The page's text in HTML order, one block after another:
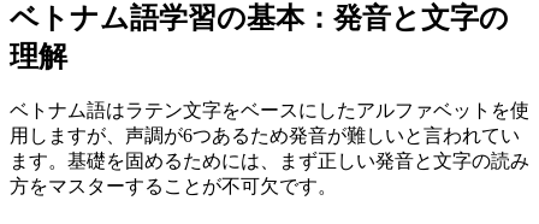
ベトナム語学習の基本：発音と文字の
理解
ベトナム語はラテン文字をベースにしたアルファベットを使
用しますが、声調が6つあるため発音が難しいと言われてい
ます。基礎を固めるためには、まず正しい発音と文字の読み
方をマスターすることが不可欠です。